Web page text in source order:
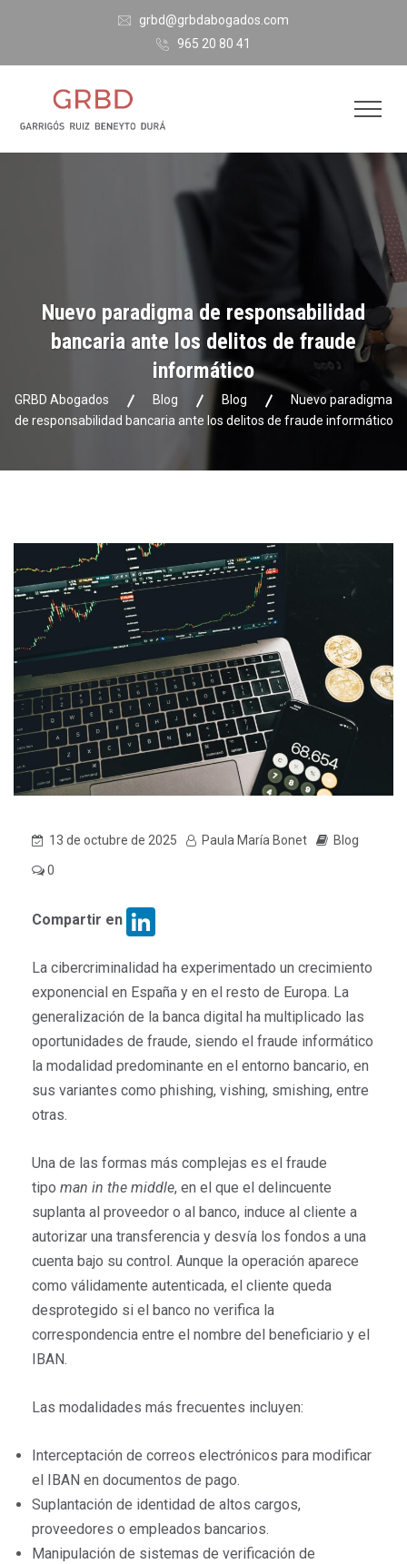
grbd@grbdabogados.com
965 20 80 41
Nuevo paradigma de responsabilidad
bancaria ante los delitos de fraude
informático
GRBD Abogados Blog Blog
Nuevo paradigma
de responsabilidad bancaria ante los delitos de fraude informático
13 de octubre de 2025 Paula María Bonet Blog
0
Compartir en
La cibercriminalidad ha experimentado un crecimiento
exponencial en España y en el resto de Europa. La
generalización de la banca digital ha multiplicado las
oportunidades de fraude, siendo el fraude informático
la modalidad predominante en el entorno bancario, en
sus variantes como phishing, vishing, smishing, entre
otras.
Una de las formas más complejas es el fraude
tipo man in the middle, en el que el delincuente
suplanta al proveedor o al banco, induce al cliente a
autorizar una transferencia y desvía los fondos a una
cuenta bajo su control. Aunque la operación aparece
como válidamente autenticada, el cliente queda
desprotegido si el banco no verifica la
correspondencia entre el nombre del beneficiario y el
IBAN.
Las modalidades más frecuentes incluyen:
Interceptación de correos electrónicos para modificar
el IBAN en documentos de pago.
Suplantación de identidad de altos cargos,
proveedores o empleados bancarios.
Manipulación de sistemas de verificación de